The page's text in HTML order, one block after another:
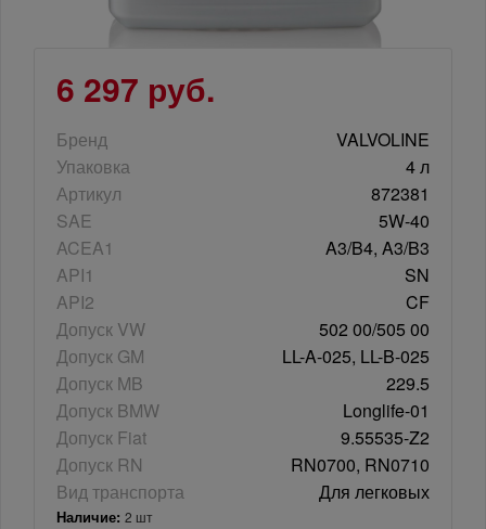
6 297 руб.
Бренд
VALVOLINE
Упаковка
4 л
Артикул
872381
SAE
5W-40
ACEA1
A3/B4, A3/B3
API1
SN
API2
CF
Допуск VW
502 00/505 00
Допуск GM
LL-A-025, LL-B-025
Допуск MB
229.5
Допуск BMW
Longlife-01
Допуск Fiat
9.55535-Z2
Допуск RN
RN0700, RN0710
Вид транспорта
Для легковых
Наличие: 2 шт